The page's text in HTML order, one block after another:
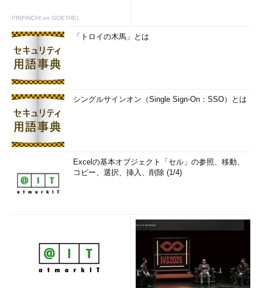
PR(FINCHI on GOETHE)
「トロイの木馬」とは
シングルサインオン（Single Sign-On：SSO）とは
Excelの基本オブジェクト「セル」の参照、移動、
コピー、選択、挿入、削除 (1/4)